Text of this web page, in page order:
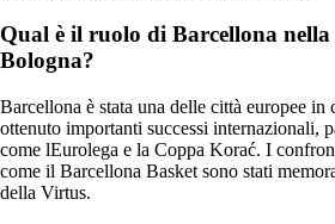
Qual è il ruolo di Barcellona
Bologna?
Barcellona è stata una delle città europee
ottenuto importanti successi internazionali,
come lEurolega e la Coppa Korać. I
come il Barcellona Basket sono stati
della Virtus.